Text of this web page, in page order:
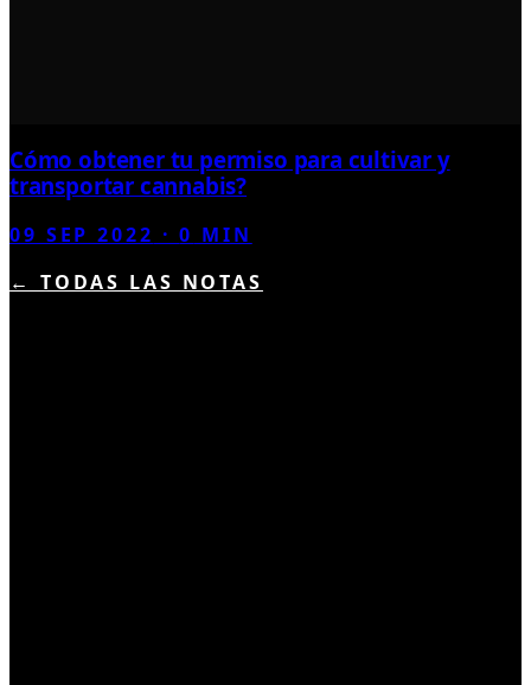
Cómo obtener tu permiso para cultivar y
transportar cannabis?
09 SEP 2022 ·0 MIN
← TODAS LAS NOTAS